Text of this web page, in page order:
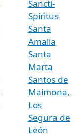
Sancti-
Spíritus
Santa
Amalia
Santa
Marta
Santos de
Maimona,
Los
Segura de
León